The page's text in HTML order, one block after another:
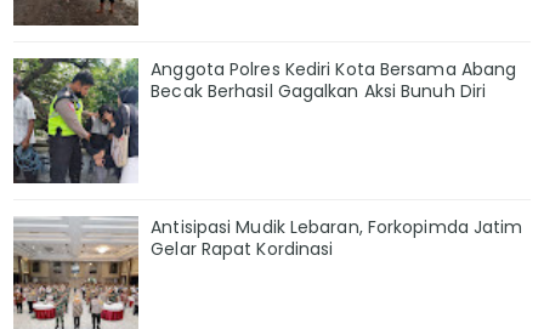
Anggota Polres Kediri Kota Bersama Abang
Becak Berhasil Gagalkan Aksi Bunuh Diri
Antisipasi Mudik Lebaran, Forkopimda Jatim
Gelar Rapat Kordinasi